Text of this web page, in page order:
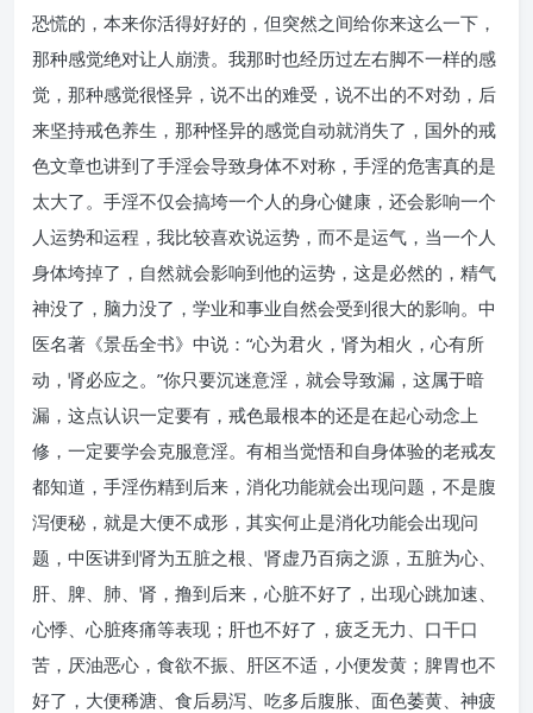
恐慌的，本来你活得好好的，但突然之间给你来这么一下，
那种感觉绝对让人崩溃。我那时也经历过左右脚不一样的感
觉，那种感觉很怪异，说不出的难受，说不出的不对劲，后
来坚持戒色养生，那种怪异的感觉自动就消失了，国外的戒
色文章也讲到了手淫会导致身体不对称，手淫的危害真的是
太大了。手淫不仅会搞垮一个人的身心健康，还会影响一个
人运势和运程，我比较喜欢说运势，而不是运气，当一个人
身体垮掉了，自然就会影响到他的运势，这是必然的，精气
神没了，脑力没了，学业和事业自然会受到很大的影响。中
医名著《景岳全书》中说：“心为君火，肾为相火，心有所
动，肾必应之。”你只要沉迷意淫，就会导致漏，这属于暗
漏，这点认识一定要有，戒色最根本的还是在起心动念上
修，一定要学会克服意淫。有相当觉悟和自身体验的老戒友
都知道，手淫伤精到后来，消化功能就会出现问题，不是腹
泻便秘，就是大便不成形，其实何止是消化功能会出现问
题，中医讲到肾为五脏之根、肾虚乃百病之源，五脏为心、
肝、脾、肺、肾，撸到后来，心脏不好了，出现心跳加速、
心悸、心脏疼痛等表现；肝也不好了，疲乏无力、口干口
苦，厌油恶心，食欲不振、肝区不适，小便发黄；脾胃也不
好了，大便稀溏、食后易泻、吃多后腹胀、面色萎黄、神疲